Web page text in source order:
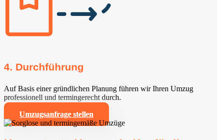
4. Durchführung
Auf Basis einer gründlichen Planung führen wir Ihren Umzug
professionell und termingerecht durch.
Umzugsanfrage stellen